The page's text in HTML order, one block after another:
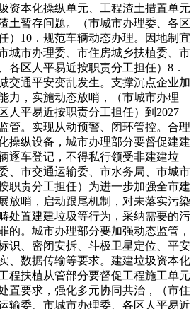
资本化操纵单元、工程渣土措置单元
土暂存问题。（市城市办理委、各区
）10．规范车辆动态办理。因地制宜
城市办理委、市住房城乡扶植委、市
各区人平易近按职责分工担任）8．
交通平安变乱发生。支撑沉点企业加
力，实施动态放哨，（市城市办理
人平易近按职责分工担任）到2027
管。实现从动预警、闭环管控。合理
操纵设备，城市办理部分要督促建建
逐车登记，不得私行领受非建建垃
、市交通运输委、市水务局、市城市
职责分工担任）为进一步加强全市建
放哨，启动跟尾机制，对未落实污染
处置建建垃圾等行为，采纳需要的污
的。城市办理部分要加强动态监管，
识、密闭安拆、斗极卫星定位、平安
、数据传输等要求。建建垃圾资本化
程扶植从管部分要督促工程施工单元
置要求，强化多元协同共治，（市住
输委、市城市办理委、各区人平易近